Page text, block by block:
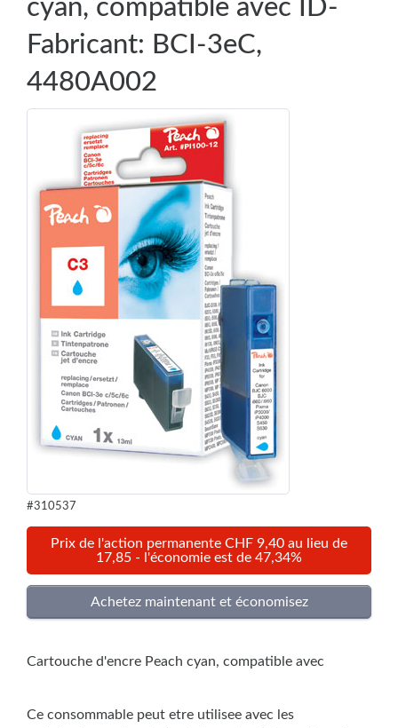
cyan, compatible avec ID-
Fabricant: BCI-3eC,
4480A002
#310537
Prix de l'action permanente CHF 9,40 au lieu de
17,85 - l'économie est de 47,34%
Cartouche d'encre Peach cyan, compatible avec
Ce consommable peut etre utilisee avec les